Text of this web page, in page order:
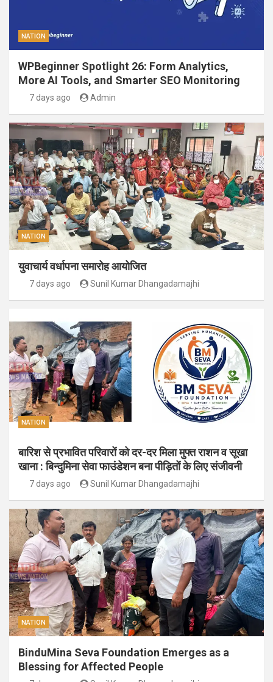
NATION
WPBeginner Spotlight 26: Form Analytics,
More AI Tools, and Smarter SEO Monitoring
7 days ago Admin
NATION
युवाचार्य वर्धापना समारोह आयोजित
7 days ago Sunil Kumar Dhangadamajhi
NATION
बारिश से प्रभावित परिवारों को दर-दर मिला मुफ्त राशन व सूखा
खाना : बिन्दुमिना सेवा फाउंडेशन बना पीड़ितों के लिए संजीवनी
7 days ago Sunil Kumar Dhangadamajhi
NATION
BinduMina Seva Foundation Emerges as a
Blessing for Affected People